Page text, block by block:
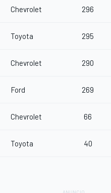
Chevrolet 296
Toyota 295
Chevrolet 290
Ford 269
Chevrolet 66
Toyota 40